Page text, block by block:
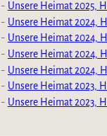
Unsere Heimat 2025,
Unsere Heimat 2024,
Unsere Heimat 2024,
Unsere Heimat 2024,
Unsere Heimat 2024,
Unsere Heimat 2023,
Unsere Heimat 2023,